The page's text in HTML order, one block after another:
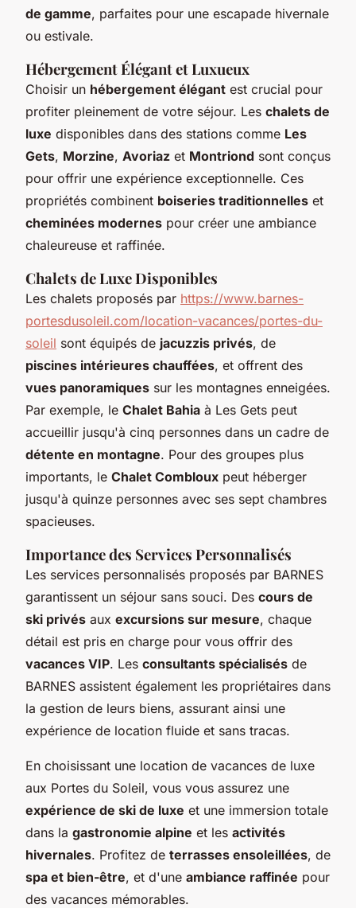
de gamme, parfaites pour une escapade hivernale
ou estivale.
Hébergement Élégant et Luxueux
Choisir un hébergement élégant est crucial pour
profiter pleinement de votre séjour. Les chalets de
luxe disponibles dans des stations comme Les
Gets, Morzine, Avoriaz et Montriond sont conçus
pour offrir une expérience exceptionnelle. Ces
propriétés combinent boiseries traditionnelles et
cheminées modernes pour créer une ambiance
chaleureuse et raffinée.
Chalets de Luxe Disponibles
Les chalets proposés par https://www.barnes-
portesdusoleil.com/location-vacances/portes-du-
soleil sont équipés de jacuzzis privés, de
piscines intérieures chauffées, et offrent des
vues panoramiques sur les montagnes enneigées.
Par exemple, le Chalet Bahia à Les Gets peut
accueillir jusqu'à cinq personnes dans un cadre de
détente en montagne. Pour des groupes plus
importants, le Chalet Combloux peut héberger
jusqu'à quinze personnes avec ses sept chambres
spacieuses.
Importance des Services Personnalisés
Les services personnalisés proposés par BARNES
garantissent un séjour sans souci. Des cours de
ski privés aux excursions sur mesure, chaque
détail est pris en charge pour vous offrir des
vacances VIP. Les consultants spécialisés de
BARNES assistent également les propriétaires dans
la gestion de leurs biens, assurant ainsi une
expérience de location fluide et sans tracas.
En choisissant une location de vacances de luxe
aux Portes du Soleil, vous vous assurez une
expérience de ski de luxe et une immersion totale
dans la gastronomie alpine et les activités
hivernales. Profitez de terrasses ensoleillées, de
spa et bien-être, et d'une ambiance raffinée pour
des vacances mémorables.